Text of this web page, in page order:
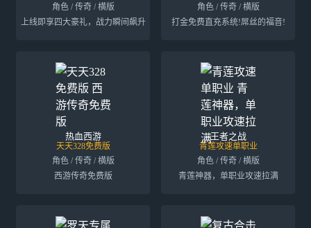
角色 / 传奇 / 横版
上线即享四大豪礼，战力瞬间飙升
角色 / 传奇 / 横版
打金免费直充系统!屌丝的福音!
热血西游
天天328免费版
角色 / 传奇 / 横版
西游传奇免费版
王者之战
青莲攻速单职业
角色 / 传奇 / 横版
青莲神器，单职业攻速拉满